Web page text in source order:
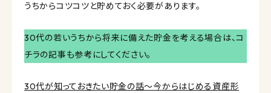
うちからコツコツと貯めておく必要があります。
30代の若いうちから将来に備えた貯金を考える場合は、コ
チラの記事も参考にしてください。
30代が知っておきたい貯金の話〜今からはじめる資産形